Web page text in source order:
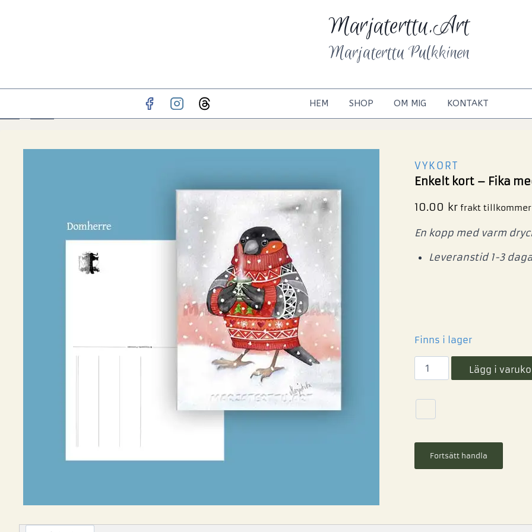
Marjaterttu.Art
Marjaterttu Pulkkinen
HEM SHOP OM MIG KONTAKT
VYKORT
Enkelt kort – Fika
10.00 kr frakt tillkommer
En kopp med varm
Leveranstid 1-3
Finns i lager
Lägg i
Fortsätt handla